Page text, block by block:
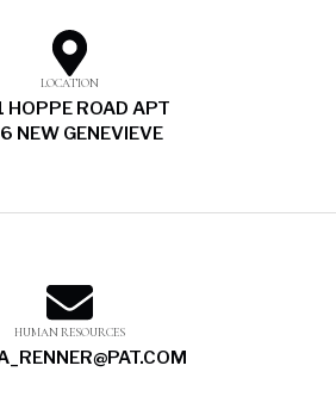
LOCATION
HOPPE ROAD APT
NEW GENEVIEVE
HUMAN RESOURCES